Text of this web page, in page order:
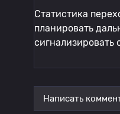
Статистика
планировать
сигнализировать
Написать